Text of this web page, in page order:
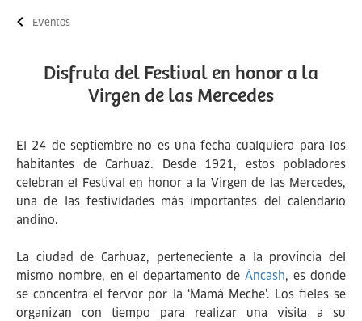
Eventos
Disfruta del Festival en honor a la
Virgen de las Mercedes
El 24 de septiembre no es una fecha cualquiera para los
habitantes de Carhuaz. Desde 1921, estos pobladores
celebran el Festival en honor a la Virgen de las Mercedes,
una de las festividades más importantes del calendario
andino.
La ciudad de Carhuaz, perteneciente a la provincia del
mismo nombre, en el departamento de Áncash, es donde
se concentra el fervor por la ‘Mamá Meche’. Los fieles se
organizan con tiempo para realizar una visita a su